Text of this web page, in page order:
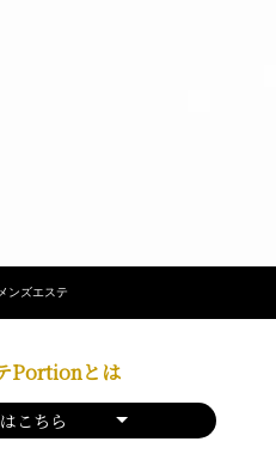
ンズエステ
Portionとは
こちら